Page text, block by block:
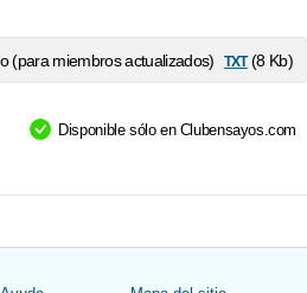
(para miembros actualizados) txt(8 Kb)
Disponible sólo en Clubensayos.com